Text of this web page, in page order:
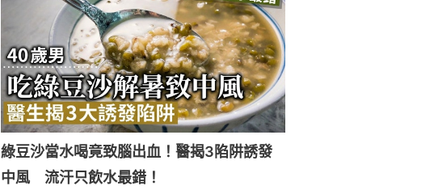
綠豆沙當水喝竟致腦出血！醫揭3陷阱誘發
中風 流汗只飲水最錯！